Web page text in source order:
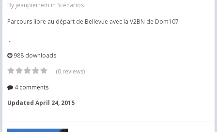
By jeanpierrem in Scénarios
Parcours libre au départ de Bellevue avec la V2BN de Dom107
...
988 downloads
(0 reviews)
4 comments
Updated April 24, 2015